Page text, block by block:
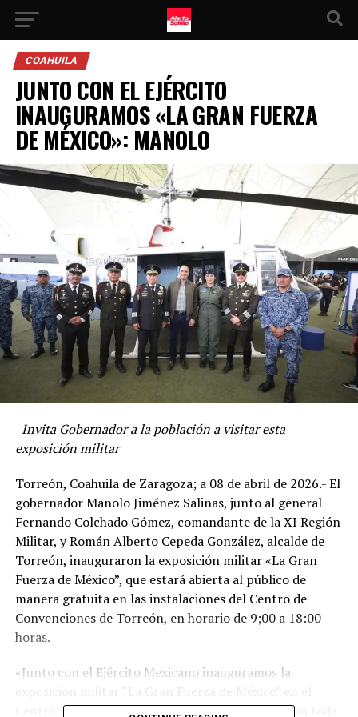
COAHUILA
JUNTO CON EL EJÉRCITO
INAUGURAMOS «LA GRAN FUERZA
DE MÉXICO»: MANOLO
Invita Gobernador a la población a visitar esta
exposición militar
Torreón, Coahuila de Zaragoza; a 08 de abril de 2026.- El
gobernador Manolo Jiménez Salinas, junto al general
Fernando Colchado Gómez, comandante de la XI Región
Militar, y Román Alberto Cepeda González, alcalde de
Torreón, inauguraron la exposición militar «La Gran
Fuerza de México”, que estará abierta al público de
manera gratuita en las instalaciones del Centro de
Convenciones de Torreón, en horario de 9;00 a 18:00
horas.
«Junto con el Ejército Mexicano inauguramos la
Centro de Convenciones de Torreon. Visítenla con toda